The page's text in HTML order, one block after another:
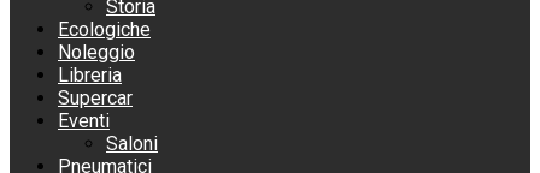
Storia
Ecologiche
Noleggio
Libreria
Supercar
Eventi
Saloni
Pneumatici